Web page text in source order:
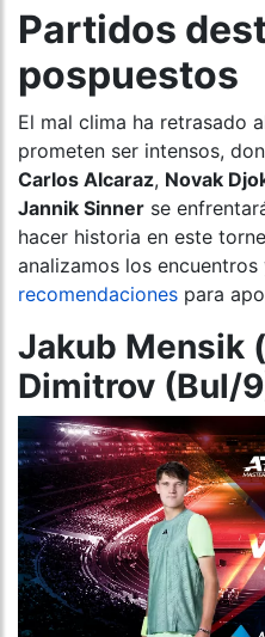
Partidos
pospuestos
El mal clima ha retrasado
prometen ser intensos,
Carlos Alcaraz, Novak
Jannik Sinner se
hacer historia en este
analizamos los
recomendaciones para
Jakub Mensik
Dimitrov (Bul/